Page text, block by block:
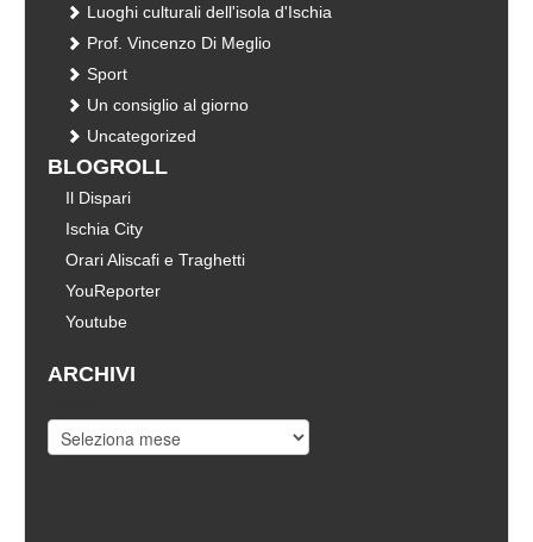
Luoghi culturali dell'isola d'Ischia
Prof. Vincenzo Di Meglio
Sport
Un consiglio al giorno
Uncategorized
BLOGROLL
Il Dispari
Ischia City
Orari Aliscafi e Traghetti
YouReporter
Youtube
ARCHIVI